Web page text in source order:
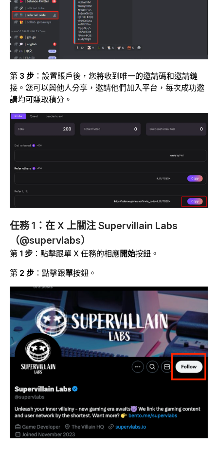
第 3 步 ：設置賬戶後，您將收到唯一的邀請碼和邀請鏈
接。您可以與他人分享，邀請他們加入平台，每次成功邀
請均可賺取積分。
任務 1：在 X 上關注 Supervillain Labs
（@supervlabs）
第 1 步 ：點擊跟單 X 任務的相應開始按鈕。
第 2 步 ：點擊跟單按鈕。